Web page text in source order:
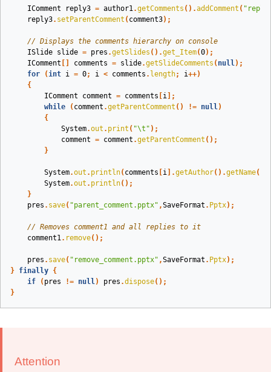
IComment reply3 = author1.getComments ().addComment ( "reply
reply3. setParentComment ( comment3);
// Displays the comments hierarchy on console
ISlide slide = pres .getSlides ().get_Item(0);
IComment
comments = slide.getSlideComments ( null);
for
(int i = 0; i < comments . length; i++)
{
IComment
comment = comments i ];
while
( comment .getParentComment () != null)
{
System.out . print ( "\t" );
comment = comment .getParentComment ();
}
System.out . println( comments i ].getAuthor().getName()
System.out . println();
}
pres . save( "parent_comment.pptx" ,SaveFormat . Pptx);
// Removes comment1 and all replies to it
comment1. remove();
pres . save( "remove_comment.pptx" ,SaveFormat . Pptx);
} finally {
if
( pres != null) pres .dispose();
}
Attention